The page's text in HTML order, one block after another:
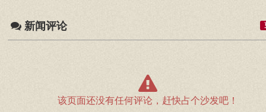
新闻评论
该页面还没有任何评论，赶快占个沙发吧！